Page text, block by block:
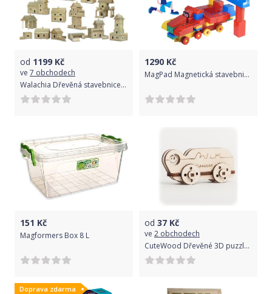
od 1199 Kč
ve 7 obchodech
Walachia Dřevěná stavebnice Vario Massive 209 dílů
1290 Kč
MagPad Magnetická stavebnice Magnetiko Medium set 38 ks
151 Kč
Magformers Box 8 L
od 37 Kč
ve 2 obchodech
CuteWood Dřevěné 3D puzzle Kamion s mlékem
Doprava zdarma